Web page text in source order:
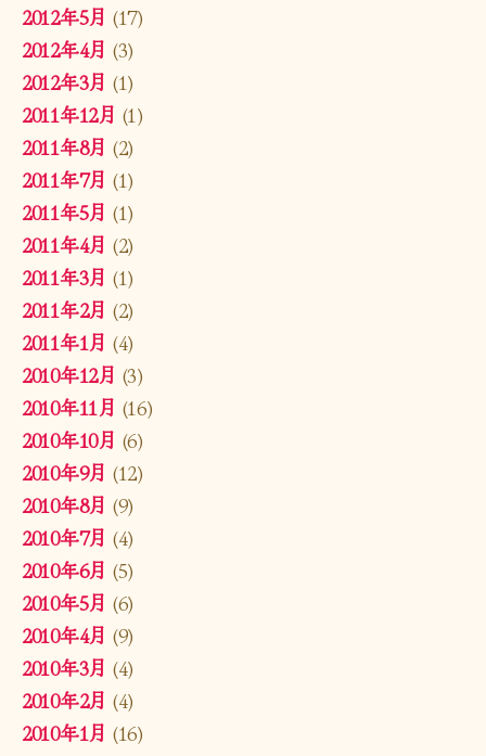
2012年5月 (17)
2012年4月 (3)
2012年3月 (1)
2011年12月 (1)
2011年8月 (2)
2011年7月 (1)
2011年5月 (1)
2011年4月 (2)
2011年3月 (1)
2011年2月 (2)
2011年1月 (4)
2010年12月 (3)
2010年11月 (16)
2010年10月 (6)
2010年9月 (12)
2010年8月 (9)
2010年7月 (4)
2010年6月 (5)
2010年5月 (6)
2010年4月 (9)
2010年3月 (4)
2010年2月 (4)
2010年1月 (16)